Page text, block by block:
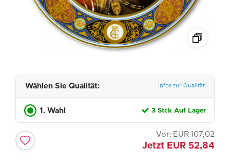
Wählen Sie Qualität: Infos zur Qualität
1. Wahl 3 Stck Auf Lager
Vor: EUR 107,02
Jetzt EUR 52,84